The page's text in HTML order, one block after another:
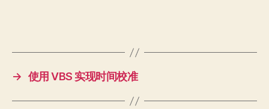
→ 使用 VBS 实现时间校准